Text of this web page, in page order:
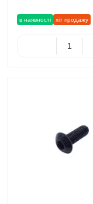
в наявності хіт продажу